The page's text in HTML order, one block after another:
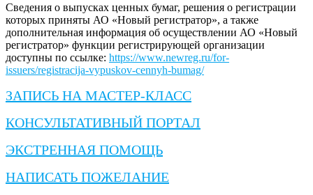
Сведения о выпусках ценных бумаг, решения о регистрации
которых приняты АО «Новый регистратор», а также
дополнительная информация об осуществлении АО «Новый
регистратор» функции регистрирующей организации
доступны по ссылке: https://www.newreg.ru/for-
issuers/registracija-vypuskov-cennyh-bumag/
ЗАПИСЬ НА МАСТЕР-КЛАСС
КОНСУЛЬТАТИВНЫЙ ПОРТАЛ
ЭКСТРЕННАЯ ПОМОЩЬ
НАПИСАТЬ ПОЖЕЛАНИЕ